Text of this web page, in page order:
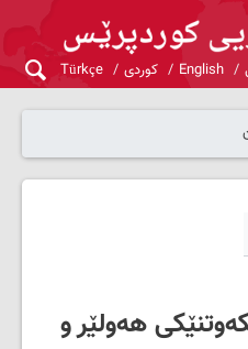
English کوردی Türkçe
هەولێر و